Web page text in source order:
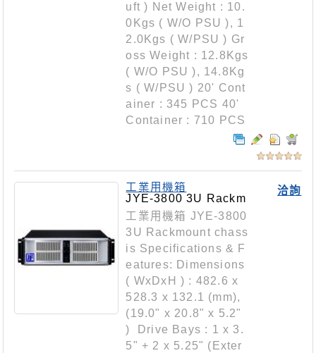
uft ) Net Weight : 10.
0Kgs ( W/O PSU ), 1
2.0Kgs ( W/PSU ) Gr
oss Weight : 12.8Kgs
( W/O PSU ), 14.8Kg
s ( W/PSU ) 20' Cont
ainer : 345 PCS 40'
Container : 710 PCS
洽詢
工業用機箱
JYE-3800 3U Rackm
ount chassis
工業用機箱 JYE-3800
3U Rackmount chass
is Specifications & F
eatures: Dimensions
( WxDxH ) : 482.6 x
528.3 x 132.1 (mm),
(19.0" x 20.8" x 5.2"
) Drive Bays : 1 x 3.
5" + 2 x 5.25" (Exter